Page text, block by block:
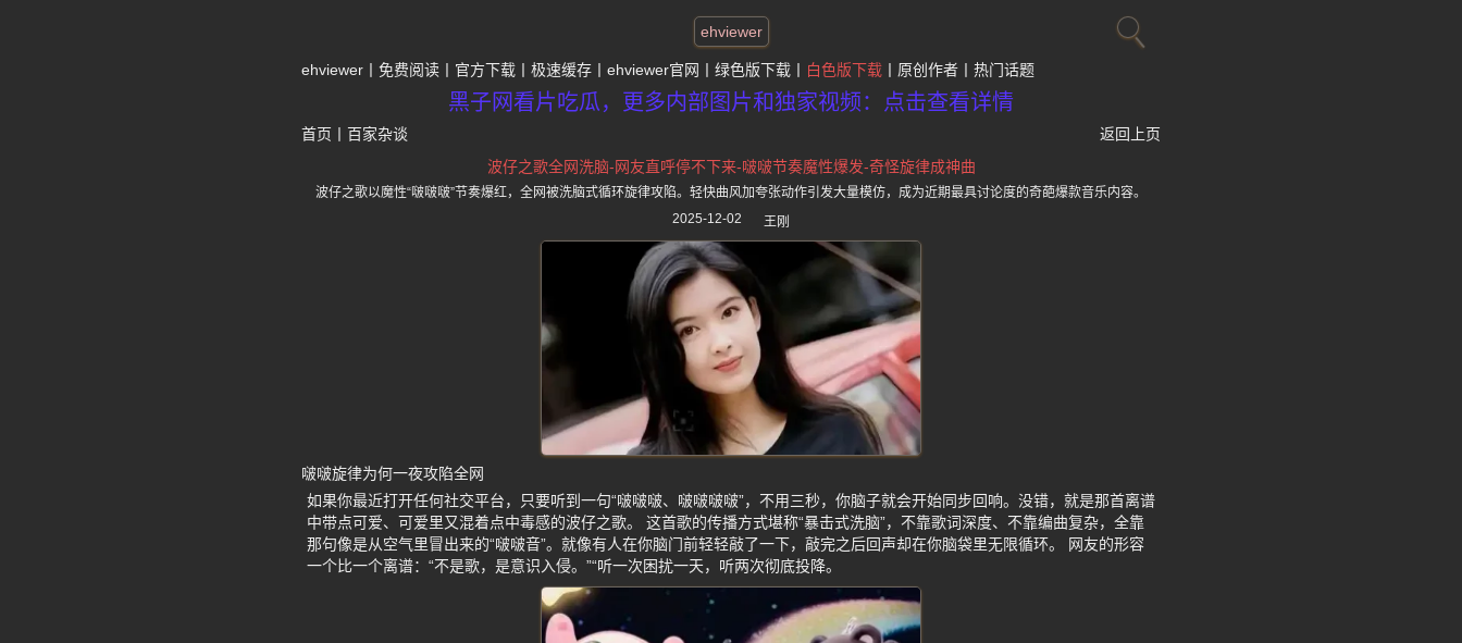
ehviewer
ehviewer 免费阅读 官方下载 极速缓存 ehviewer官网 绿色版下载 白色版下载 原创作者 热门话题
黑子网看片吃瓜，更多内部图片和独家视频：点击查看详情
首页 百家杂谈
返回上页
波仔之歌全网洗脑-网友直呼停不下来-啵啵节奏魔性爆发-奇怪旋律成神曲
波仔之歌以魔性“啵啵啵”节奏爆红，全网被洗脑式循环旋律攻陷。轻快曲风加夸张动作引发大量模仿，成为近期最具讨论度的奇葩爆款音乐内容。
2025-12-02
王刚
啵啵旋律为何一夜攻陷全网
如果你最近打开任何社交平台，只要听到一句“啵啵啵、啵啵啵啵”，不用三秒，你脑子就会开始同步回响。没错，就是那首离谱
中带点可爱、可爱里又混着点中毒感的波仔之歌。 这首歌的传播方式堪称“暴击式洗脑”，不靠歌词深度、不靠编曲复杂，全靠
那句像是从空气里冒出来的“啵啵音”。就像有人在你脑门前轻轻敲了一下，敲完之后回声却在你脑袋里无限循环。 网友的形容
一个比一个离谱：“不是歌，是意识入侵。”“听一次困扰一天，听两次彻底投降。